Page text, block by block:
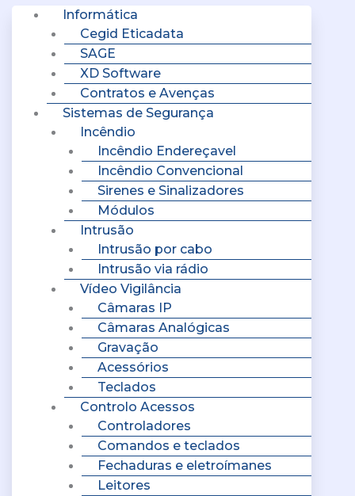
Informática
Cegid Eticadata
SAGE
XD Software
Contratos e Avenças
Sistemas de Segurança
Incêndio
Incêndio Endereçavel
Incêndio Convencional
Sirenes e Sinalizadores
Módulos
Intrusão
Intrusão por cabo
Intrusão via rádio
Vídeo Vigilância
Câmaras IP
Câmaras Analógicas
Gravação
Acessórios
Teclados
Controlo Acessos
Controladores
Comandos e teclados
Fechaduras e eletroímanes
Leitores